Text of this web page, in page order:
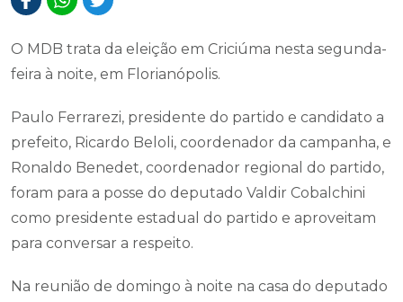
O MDB trata da eleição em Criciúma nesta segunda-
feira à noite, em Florianópolis.
Paulo Ferrarezi, presidente do partido e candidato a
prefeito, Ricardo Beloli, coordenador da campanha, e
Ronaldo Benedet, coordenador regional do partido,
foram para a posse do deputado Valdir Cobalchini
como presidente estadual do partido e aproveitam
para conversar a respeito.
Na reunião de domingo à noite na casa do deputado